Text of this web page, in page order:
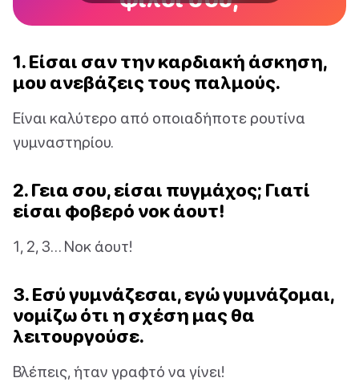
1. Είσαι σαν την καρδιακή άσκηση,
μου ανεβάζεις τους παλμούς.
Είναι καλύτερο από οποιαδήποτε ρουτίνα
γυμναστηρίου.
2. Γεια σου, είσαι πυγμάχος; Γιατί
είσαι φοβερό νοκ άουτ!
1, 2, 3… Νοκ άουτ!
3. Εσύ γυμνάζεσαι, εγώ γυμνάζομαι,
νομίζω ότι η σχέση μας θα
λειτουργούσε.
Βλέπεις, ήταν γραφτό να γίνει!